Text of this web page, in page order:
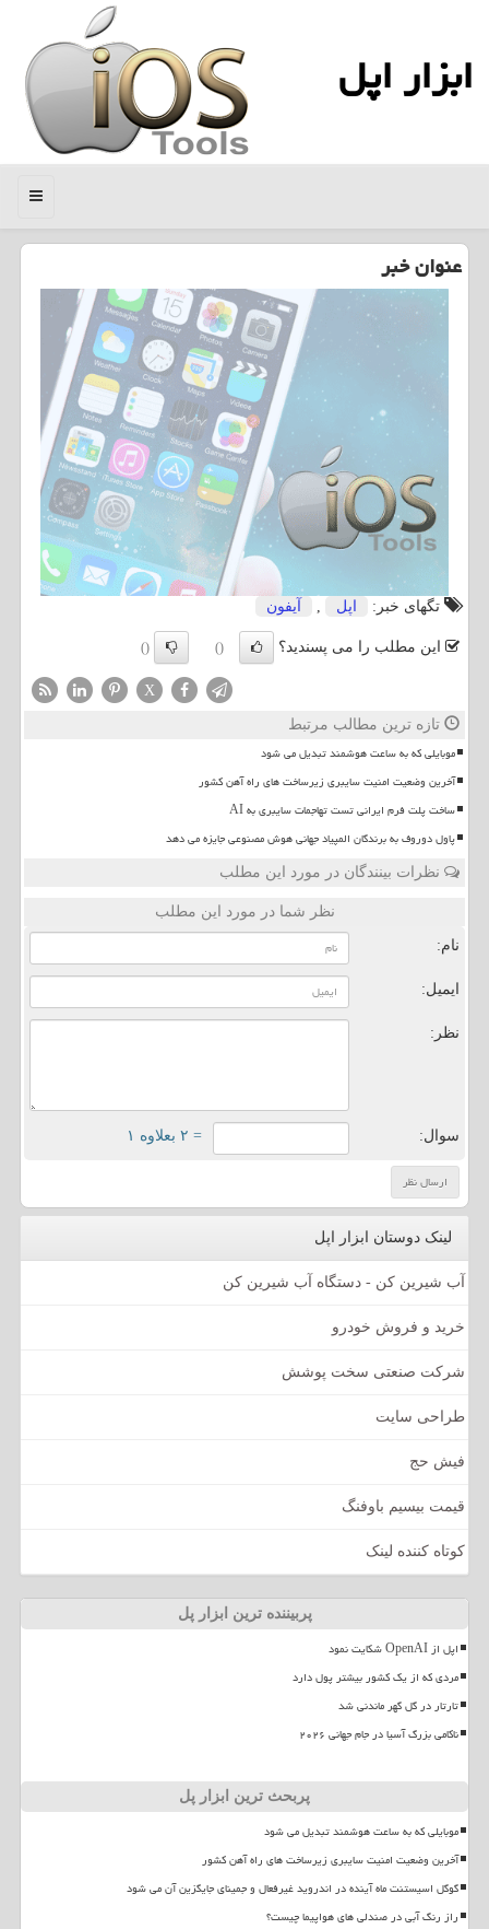
ابزار اپل
منو
عنوان خبر
تگهای خبر: اپل آیفون
این مطلب را می پسندید؟ ()
()
X
تازه ترین مطالب مرتبط
موبایلی که به ساعت هوشمند تبدیل می شود
آخرین وضعیت امنیت سایبری زیرساخت های راه آهن کشور
ساخت پلت فرم ایرانی تست تهاجمات سایبری به AI
پاول دوروف به برندگان المپیاد جهانی هوش مصنوعی جایزه می دهد
نظرات بینندگان در مورد این مطلب
نظر شما در مورد این مطلب
نام:
ایمیل:
نظر:
سوال: = ۲ بعلاوه ۱
لینک دوستان ابزار اپل
آب شیرین کن - دستگاه آب شیرین کن
خرید و فروش خودرو
شرکت صنعتی سخت پوشش
طراحی سایت
فیش حج
قیمت بیسیم باوفنگ
کوتاه کننده لینک
پربیننده ترین ابزار پل
اپل از OpenAI شکایت نمود
مردی که از یک کشور بیشتر پول دارد
تارتار در گل گهر ماندنی شد
ناکامی بزرگ آسیا در جام جهانی ۲۰۲۶
پربحث ترین ابزار پل
موبایلی که به ساعت هوشمند تبدیل می شود
آخرین وضعیت امنیت سایبری زیرساخت های راه آهن کشور
گوگل اسیستنت ماه آینده در اندروید غیرفعال و جمینای جایگزین آن می شود
راز رنگ آبی در صندلی های هواپیما چیست؟